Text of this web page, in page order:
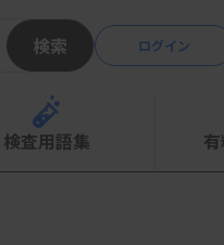
検索 ログイン
検査用語集